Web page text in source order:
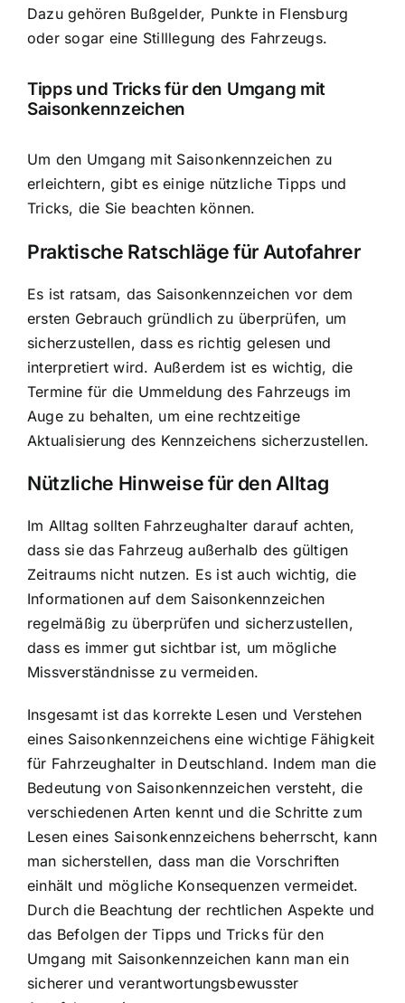
Dazu gehören Bußgelder, Punkte in Flensburg
oder sogar eine Stilllegung des Fahrzeugs.
Tipps und Tricks für den Umgang mit
Saisonkennzeichen
Um den Umgang mit Saisonkennzeichen zu
erleichtern, gibt es einige nützliche Tipps und
Tricks, die Sie beachten können.
Praktische Ratschläge für Autofahrer
Es ist ratsam, das Saisonkennzeichen vor dem
ersten Gebrauch gründlich zu überprüfen, um
sicherzustellen, dass es richtig gelesen und
interpretiert wird. Außerdem ist es wichtig, die
Termine für die Ummeldung des Fahrzeugs im
Auge zu behalten, um eine rechtzeitige
Aktualisierung des Kennzeichens sicherzustellen.
Nützliche Hinweise für den Alltag
Im Alltag sollten Fahrzeughalter darauf achten,
dass sie das Fahrzeug außerhalb des gültigen
Zeitraums nicht nutzen. Es ist auch wichtig, die
Informationen auf dem Saisonkennzeichen
regelmäßig zu überprüfen und sicherzustellen,
dass es immer gut sichtbar ist, um mögliche
Missverständnisse zu vermeiden.
Insgesamt ist das korrekte Lesen und Verstehen
eines Saisonkennzeichens eine wichtige Fähigkeit
für Fahrzeughalter in Deutschland. Indem man die
Bedeutung von Saisonkennzeichen versteht, die
verschiedenen Arten kennt und die Schritte zum
Lesen eines Saisonkennzeichens beherrscht, kann
man sicherstellen, dass man die Vorschriften
einhält und mögliche Konsequenzen vermeidet.
Durch die Beachtung der rechtlichen Aspekte und
das Befolgen der Tipps und Tricks für den
Umgang mit Saisonkennzeichen kann man ein
sicherer und verantwortungsbewusster